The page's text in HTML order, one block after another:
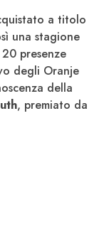
a titolo
una stagione
presenze
degli Oranje
della
, premiato da